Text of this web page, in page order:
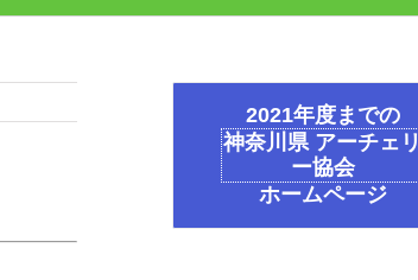
2021年度までの
神奈川県 アーチェリ
ー協会
ホームページ